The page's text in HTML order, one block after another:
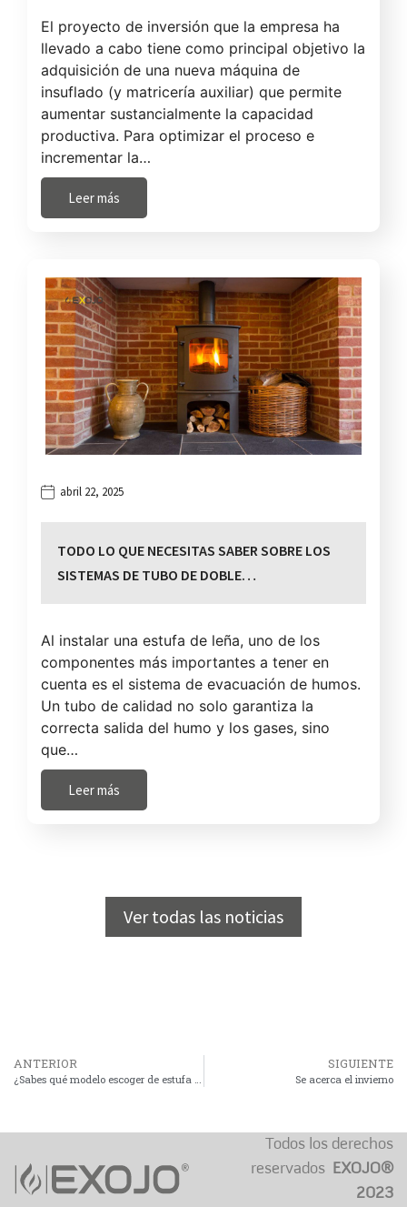
El proyecto de inversión que la empresa ha
llevado a cabo tiene como principal objetivo la
adquisición de una nueva máquina de
insuflado (y matricería auxiliar) que permite
aumentar sustancialmente la capacidad
productiva. Para optimizar el proceso e
incrementar la…
Leer más
abril 22, 2025
TODO LO QUE NECESITAS SABER SOBRE LOS
SISTEMAS DE TUBO DE DOBLE…
Al instalar una estufa de leña, uno de los
componentes más importantes a tener en
cuenta es el sistema de evacuación de humos.
Un tubo de calidad no solo garantiza la
correcta salida del humo y los gases, sino
que…
Leer más
Ver todas las noticias
ANTERIOR SIGUIENTE
Se acerca el invierno
Todos los derechos
reservados
EXOJO®
2023